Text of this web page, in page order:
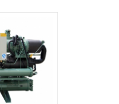
excellent
et d'un